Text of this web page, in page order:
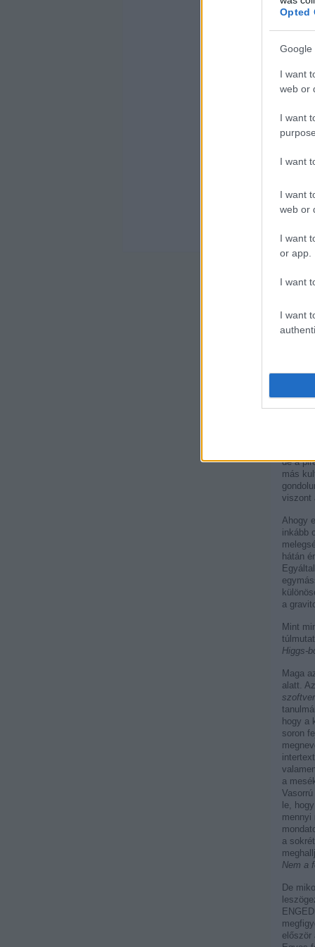
Opted
Google
I want
web or
I want
I want
I want
web or
I want
or app.
I want
I want
címe
fontos
tisztán
melyek
meg.
Azt
A
Addig
de a
más
viszont
Ahogy
inkább
hátán
a
Mint
Higgs-
Maga
alatt.
szoftver
hogy a
soron
a
le,
mennyi
a
Nem a
De
először